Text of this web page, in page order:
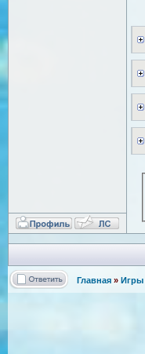
Главная » Игры